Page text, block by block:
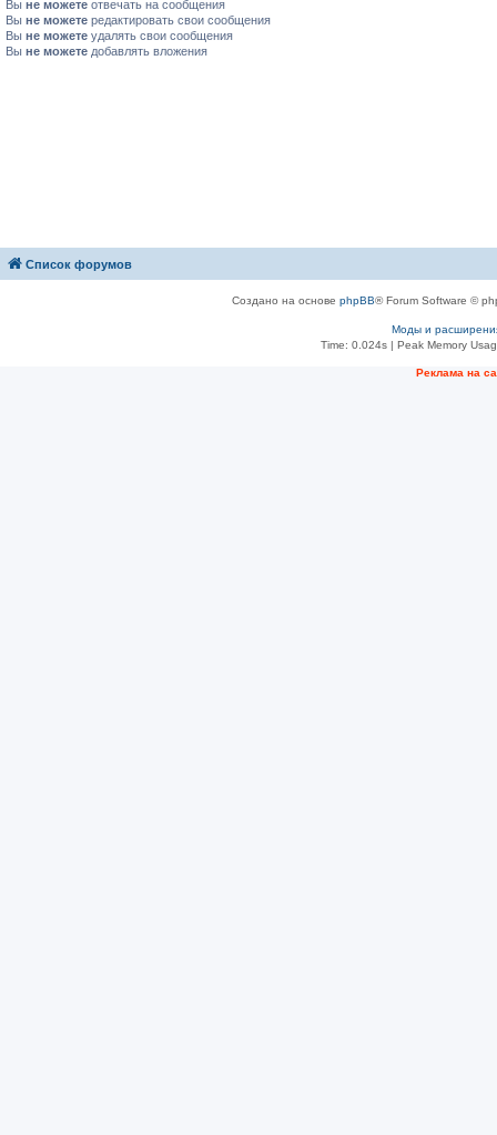
Вы не можете отвечать на сообщения
Вы не можете редактировать свои сообщения
Вы не можете удалять свои сообщения
Вы не можете добавлять вложения
Список форумов
Создано на основе phpBB® Forum Software ©
Моды и
Time: 0.024s| Peak Memory
Рeклама на